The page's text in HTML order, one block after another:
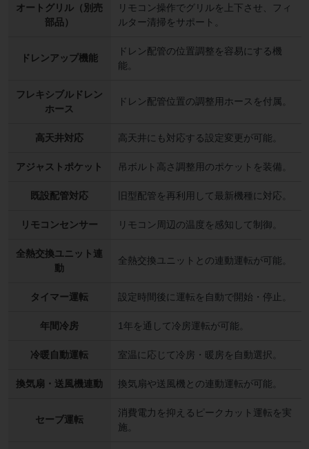
オートグリル（別売
部品）
リモコン操作でグリルを上下させ、フィ
ルター清掃をサポート。
ドレンアップ機能
ドレン配管の位置調整を容易にする機
能。
フレキシブルドレン
ホース
ドレン配管位置の調整用ホースを付属。
高天井対応 高天井にも対応する設定変更が可能。
アジャストポケット 吊ボルト高さ調整用のポケットを装備。
既設配管対応 旧型配管を再利用して最新機種に対応。
リモコンセンサー リモコン周辺の温度を感知して制御。
全熱交換ユニット連
動
全熱交換ユニットとの連動運転が可能。
タイマー運転 設定時間後に運転を自動で開始・停止。
年間冷房 1年を通して冷房運転が可能。
冷暖自動運転 室温に応じて冷房・暖房を自動選択。
換気扇・送風機連動 換気扇や送風機との連動運転が可能。
セーブ運転
消費電力を抑えるピークカット運転を実
施。